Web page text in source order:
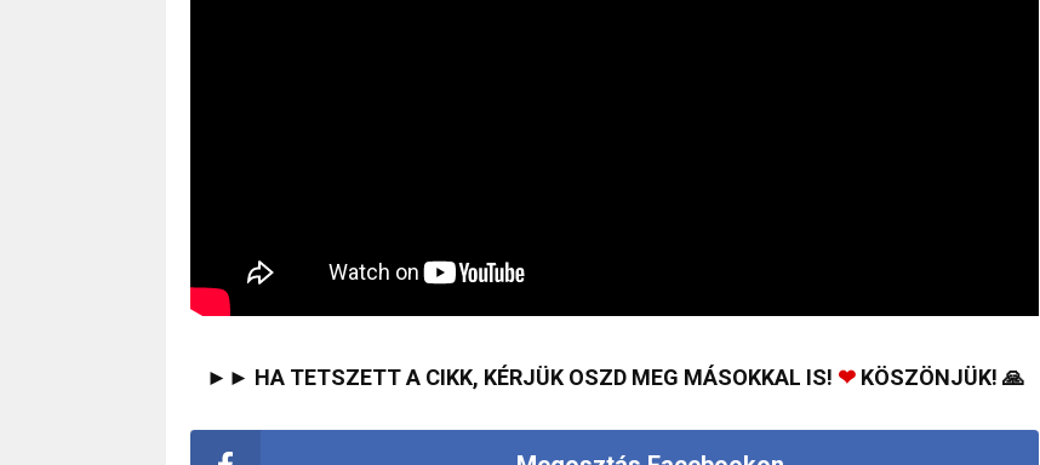
►► HA TETSZETT A CIKK, KÉRJÜK OSZD MEG MÁSOKKAL IS! ❤KÖSZÖNJÜK! 🙏